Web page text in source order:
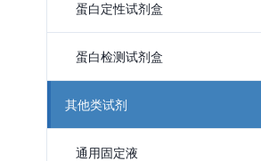
蛋白定性试剂盒
蛋白检测试剂盒
其他类试剂
通用固定液